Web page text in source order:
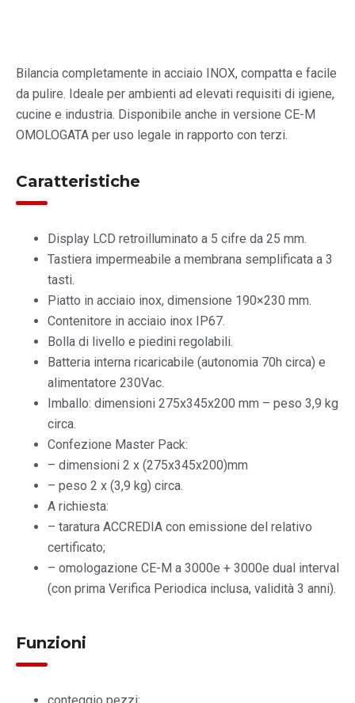
Bilancia completamente in acciaio INOX, compatta e facile
da pulire. Ideale per ambienti ad elevati requisiti di igiene,
cucine e industria. Disponibile anche in versione CE-M
OMOLOGATA per uso legale in rapporto con terzi.
Caratteristiche
Display LCD retroilluminato a 5 cifre da 25 mm.
Tastiera impermeabile a membrana semplificata a 3
tasti.
Piatto in acciaio inox, dimensione 190×230 mm.
Contenitore in acciaio inox IP67.
Bolla di livello e piedini regolabili.
Batteria interna ricaricabile (autonomia 70h circa) e
alimentatore 230Vac.
Imballo: dimensioni 275x345x200 mm – peso 3,9 kg
circa.
Confezione Master Pack:
– dimensioni 2 x (275x345x200)mm
– peso 2 x (3,9 kg) circa.
A richiesta:
– taratura ACCREDIA con emissione del relativo
certificato;
– omologazione CE-M a 3000e + 3000e dual interval
(con prima Verifica Periodica inclusa, validità 3 anni).
Funzioni